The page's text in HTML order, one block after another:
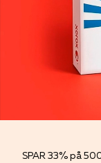
SPAR 33% på